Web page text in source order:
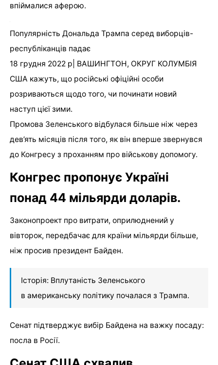
впіймалися аферою.
Популярність Дональда Трампа серед виборців-
республіканців падає
18 грудня 2022 р| ВАШИНГТОН, ОКРУГ КОЛУМБІЯ
США кажуть, що російські офіційні особи
розриваються щодо того, чи починати новий
наступ цієї зими.
Промова Зеленського відбулася більше ніж через
дев’ять місяців після того, як він вперше звернувся
до Конгресу з проханням про військову допомогу.
Конгрес пропонує Україні
понад 44 мільярди доларів.
Законопроект про витрати, оприлюднений у
вівторок, передбачає для країни мільярди більше,
ніж просив президент Байден.
Історія: Вплутаність Зеленського
в американську політику почалася з Трампа.
Сенат підтверджує вибір Байдена на важку посаду:
посла в Росії.